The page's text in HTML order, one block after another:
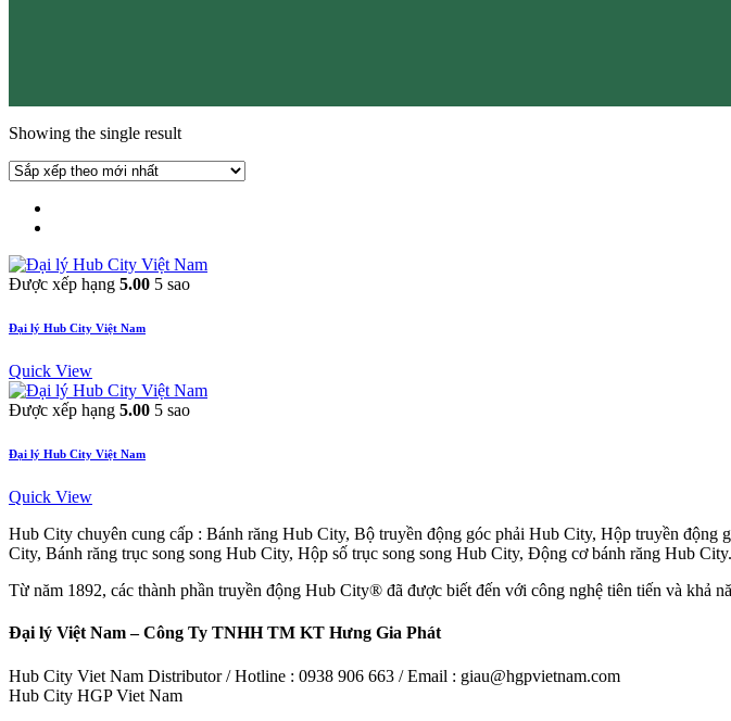
Showing the single result
Được xếp hạng 5.00 5 sao
Đại lý Hub City Việt Nam
Quick View
Được xếp hạng 5.00 5 sao
Đại lý Hub City Việt Nam
Quick View
Hub City chuyên cung cấp : Bánh răng Hub City, Bộ truyền động góc phải Hub City, Hộp truyền
City, Bánh răng trục song song Hub City, Hộp số trục song song Hub City, Động cơ bánh răng Hub City.
Từ năm 1892, các thành phần truyền động Hub City® đã được biết đến với công nghệ tiên tiến và khả
Đại lý Việt Nam – Công Ty TNHH TM KT Hưng Gia Phát
Hub City Viet Nam Distributor / Hotline : 0938 906 663 / Email : giau@hgpvietnam.com
Hub City HGP Viet Nam